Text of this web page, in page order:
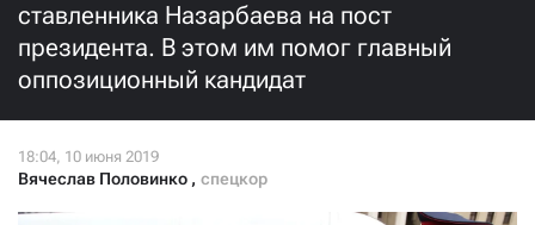
ставленника Назарбаева на пост
президента. В этом им помог главный
оппозиционный кандидат
Вячеслав Половинко , спецкор
3000 1000
500
Нажимая кнопку «Стать соучастником»,